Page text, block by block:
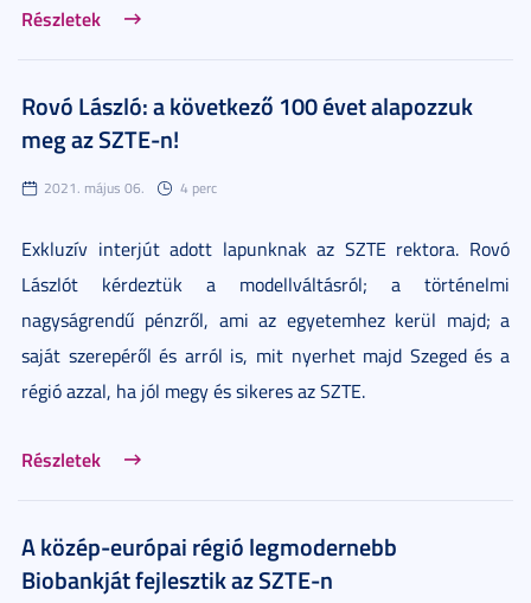
Részletek
Rovó László: a következő 100 évet alapozzuk
meg az SZTE-n!
2021. május 06. 4 perc
Exkluzív interjút adott lapunknak az SZTE rektora. Rovó
Lászlót kérdeztük a modellváltásról; a történelmi
nagyságrendű pénzről, ami az egyetemhez kerül majd; a
saját szerepéről és arról is, mit nyerhet majd Szeged és a
régió azzal, ha jól megy és sikeres az SZTE.
Részletek
A közép-európai régió legmodernebb
Biobankját fejlesztik az SZTE-n